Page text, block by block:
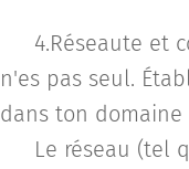
❎ 4.Réseaute
n'es pas seul.
dans ton domaine
🔑 Le réseau